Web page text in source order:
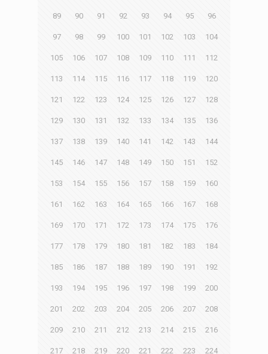
89 90 91 92 93 94 95 96
97 98 99 100 101 102 103 104
105 106 107 108 109 110 111 112
113 114 115 116 117 118 119 120
121 122 123 124 125 126 127 128
129 130 131 132 133 134 135 136
137 138 139 140 141 142 143 144
145 146 147 148 149 150 151 152
153 154 155 156 157 158 159 160
161 162 163 164 165 166 167 168
169 170 171 172 173 174 175 176
177 178 179 180 181 182 183 184
185 186 187 188 189 190 191 192
193 194 195 196 197 198 199 200
201 202 203 204 205 206 207 208
209 210 211 212 213 214 215 216
217 218 219 220 221 222 223 224